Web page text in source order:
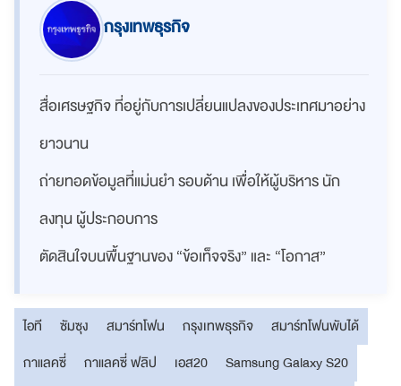
กรุงเทพธุรกิจ
สื่อเศรษฐกิจ ที่อยู่กับการเปลี่ยนแปลงของประเทศมาอย่าง
ยาวนาน
ถ่ายทอดข้อมูลที่แม่นยำ รอบด้าน เพื่อให้ผู้บริหาร นัก
ลงทุน ผู้ประกอบการ
ตัดสินใจบนพื้นฐานของ “ข้อเท็จจริง” และ “โอกาส”
ไอที ซัมซุง สมาร์ทโฟน กรุงเทพธุรกิจ
สมาร์ทโฟนพับได้
กาแลคซี่
กาแลคซี่ ฟลิป เอส20
Samsung Galaxy S20